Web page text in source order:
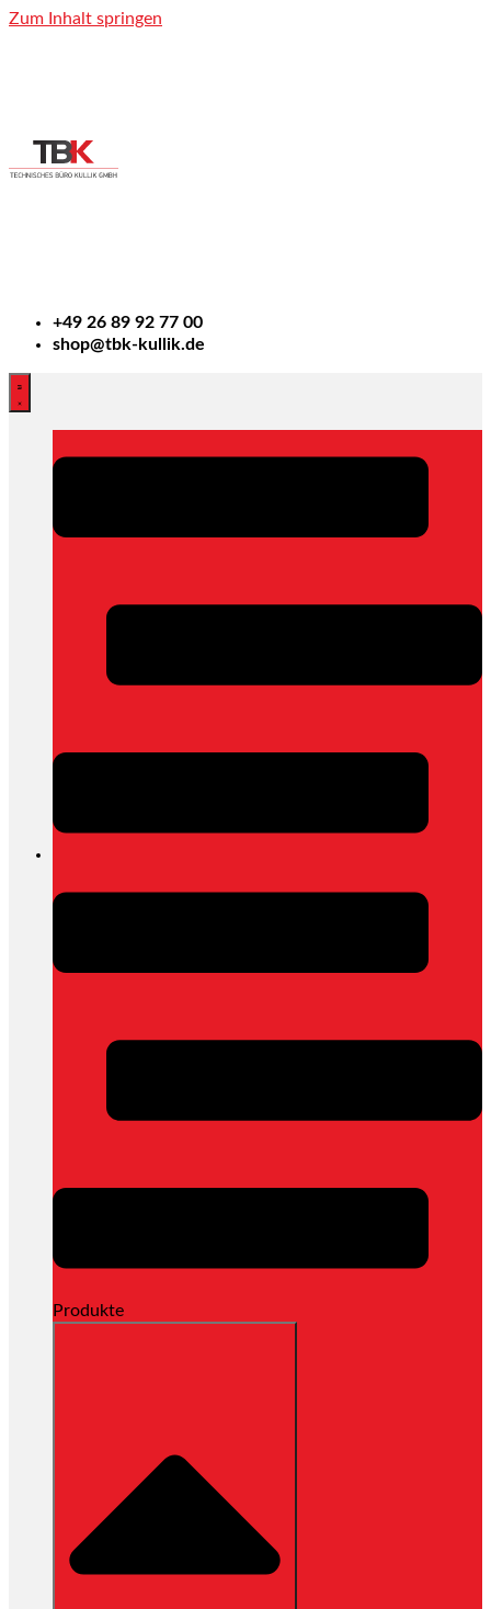
Zum Inhalt springen
+49 26 89 92 77 00
shop@tbk-kullik.de
Produkte